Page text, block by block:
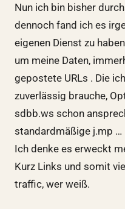
Nun ich bin bisher
dennoch fand ich es
eigenen Dienst zu
um meine Daten,
gepostete URLs . Die
zuverlässig brauche,
sdbb.ws schon
standardmäßige j.mp …
Ich denke es erweckt
Kurz Links und somit
traffic, wer weiß.